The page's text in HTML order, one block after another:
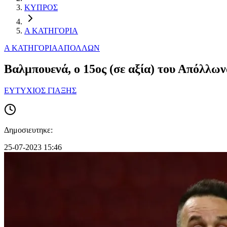
ΚΥΠΡΟΣ
Α ΚΑΤΗΓΟΡΙΑ
Α ΚΑΤΗΓΟΡΙΑΑΠΟΛΛΩΝ
Βαλμπουενά, ο 15oς (σε αξία) του
ΕΥΤΥΧΙΟΣ ΓΙΑΞΗΣ
Δημοσιευτηκε:
25-07-2023 15:46